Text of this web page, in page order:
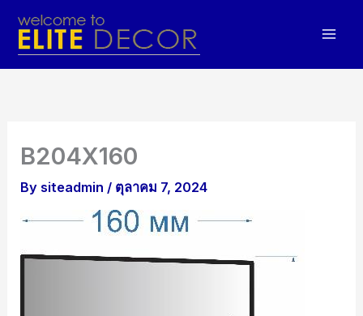
content
B204X160
Bysiteadmin / ตุลาคม 7, 2024